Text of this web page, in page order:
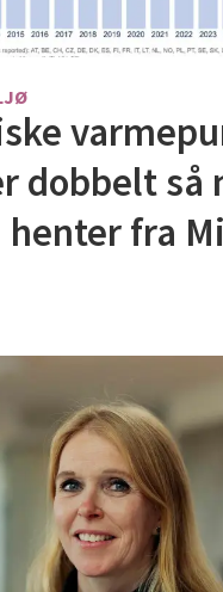
dobbelt så
henter fra